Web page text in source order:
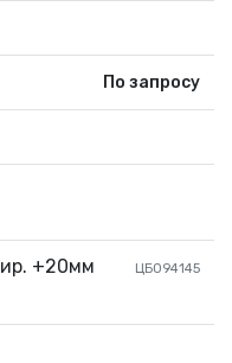
По запросу
+20мм
ЦБ094145